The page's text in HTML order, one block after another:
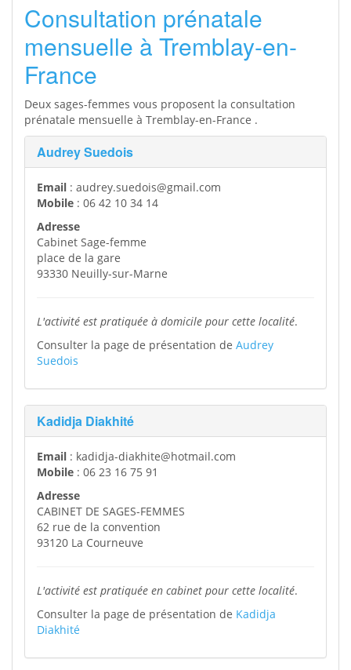
Consultation prénatale
mensuelle à Tremblay-en-
France
Deux sages-femmes vous proposent la consultation
prénatale mensuelle à Tremblay-en-France .
Audrey Suedois
Email : audrey.suedois@gmail.com
Mobile : 06 42 10 34 14
Adresse
Cabinet Sage-femme
place de la gare
93330 Neuilly-sur-Marne
L'activité est pratiquée à domicile pour cette localité.
Consulter la page de présentation de Audrey
Suedois
Kadidja Diakhité
Email : kadidja-diakhite@hotmail.com
Mobile : 06 23 16 75 91
Adresse
CABINET DE SAGES-FEMMES
62 rue de la convention
93120 La Courneuve
L'activité est pratiquée en cabinet pour cette localité.
Consulter la page de présentation de Kadidja
Diakhité